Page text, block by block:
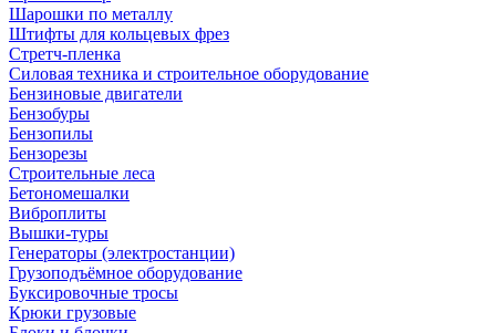
Шарошки по металлу
Штифты для кольцевых фрез
Стретч-пленка
Силовая техника и строительное оборудование
Бензиновые двигатели
Бензобуры
Бензопилы
Бензорезы
Строительные леса
Бетономешалки
Виброплиты
Вышки-туры
Генераторы (электростанции)
Грузоподъёмное оборудование
Буксировочные тросы
Крюки грузовые